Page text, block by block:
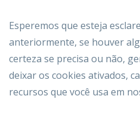
Esperemos que esteja
anteriormente, se houver
certeza se precisa ou não,
deixar os cookies ativados,
recursos que você usa em